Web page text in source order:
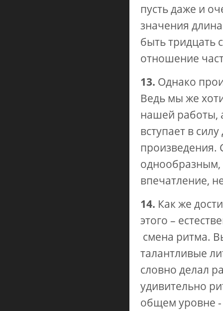
пусть даже и
значения
быть тридцать
отношение
13. Однако
Ведь мы же
нашей работы,
вступает в
произведения.
однообразным,
впечатление,
14. Как же
этого –
смена ритма.
талантливые
словно делал
удивительно
общем уровне -